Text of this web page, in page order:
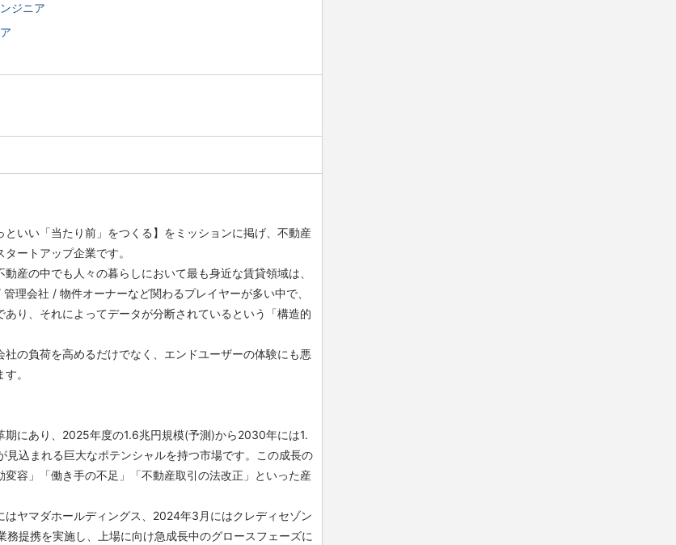
ジニア
といい「当たり前」をつくる】をミッションに掲げ、不動産
ートアップ企業です。
産の中でも人々の暮らしにおいて最も身近な賃貸領域は、
理会社 / 物件オーナーなど関わるプレイヤーが多い中で、
り、それによってデータが分断されているという「構造的
社の負荷を高めるだけでなく、エンドユーザーの体験にも悪
。
期にあり、2025年度の1.6兆円規模(予測)から2030年には1.
見込まれる巨大なポテンシャルを持つ市場です。この成長の
変容」「働き手の不足」「不動産取引の法改正」といった産
はヤマダホールディングス、2024年3月にはクレディセゾン
務提携を実施し、上場に向け急成長中のグロースフェーズに